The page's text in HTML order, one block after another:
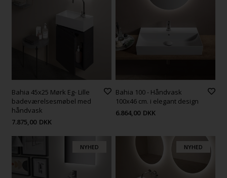
Bahia 45x25 Mørk Eg- Lille
badeværelsesmøbel med
håndvask
7.875,00 DKK
Bahia 100 - Håndvask
100x46 cm. i elegant design
6.864,00 DKK
NYHED NYHED